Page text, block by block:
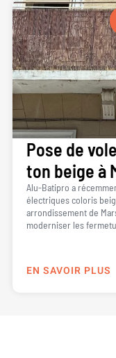
Pose de
ton beige à
Alu-Batipro a
électriques coloris
arrondissement de
moderniser les
EN SAVOIR PLUS